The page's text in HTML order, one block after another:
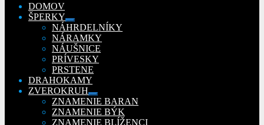
DOMOV
ŠPERKY
Rozbaliť
podradené
menu
NÁHRDELNÍKY
NÁRAMKY
NÁUŠNICE
PRÍVESKY
PRSTENE
DRAHOKAMY
ZVEROKRUH
Rozbaliť
podradené
menu
ZNAMENIE BARAN
ZNAMENIE BÝK
ZNAMENIE BLÍŽENCI